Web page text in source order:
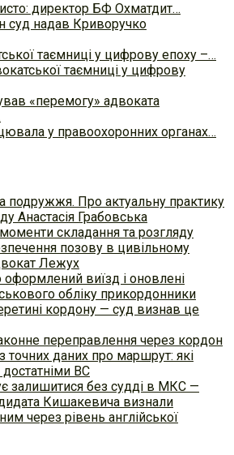
директор БФ Охматдит…
суд надав Криворучко
таємниці у цифрову епоху –…
таємниці у цифрову
«перемогу» адвоката
у правоохоронних органах…
подружжя. Про актуальну практику
Анастасія Грабовська
складання та розгляду
позову в цивільному
Лежух
виїзд і оновлені
обліку прикордонники
кордону — суд визнав це
переправлення через кордон
точних даних про маршрут: які
ВС
залишитися без судді в МКС —
Кишакевича визнали
через рівень англійської